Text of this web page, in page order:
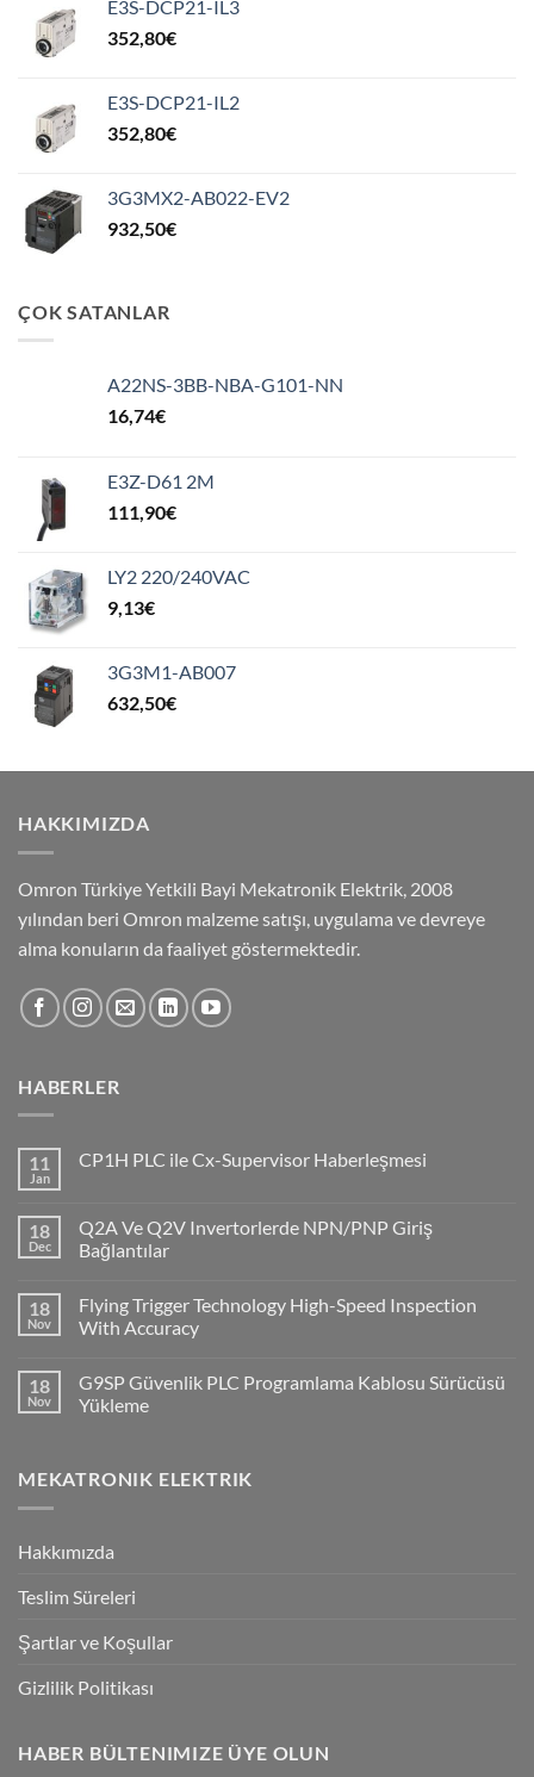
E3S-DCP21-IL3
352,80€
E3S-DCP21-IL2
352,80€
3G3MX2-AB022-EV2
932,50€
ÇOK SATANLAR
A22NS-3BB-NBA-G101-NN
16,74€
E3Z-D61 2M
111,90€
LY2 220/240VAC
9,13€
3G3M1-AB007
632,50€
HAKKIMIZDA
Omron Türkiye Yetkili Bayi Mekatronik Elektrik, 2008
yılından beri Omron malzeme satışı, uygulama ve devreye
alma konuların da faaliyet göstermektedir.
HABERLER
11
Jan
CP1H PLC ile Cx-Supervisor Haberleşmesi
CP1H
PLC
ile
Haberleşmesi
18
Dec
Q2A Ve Q2V Invertorlerde NPN/PNP Giriş
Bağlantılar
on
Q2A
Ve
NPN/PNP
Giriş
Bağlantılar
18
Nov
Flying Trigger Technology High-Speed Inspection
With Accuracy
on
Flying
Trigger
Inspection
With
18
Nov
G9SP Güvenlik PLC Programlama Kablosu Sürücüsü
Yükleme
G9SP
Güvenlik
Sürücüsü
MEKATRONIK ELEKTRIK
Hakkımızda
Teslim Süreleri
Şartlar ve Koşullar
Gizlilik Politikası
HABER BÜLTENIMIZE ÜYE OLUN